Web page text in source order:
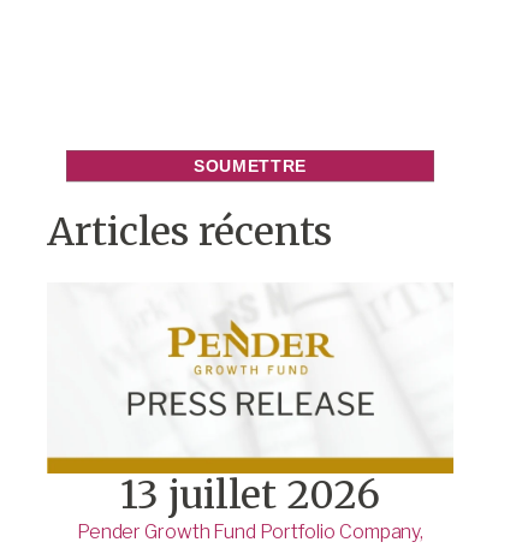
Articles récents
13 juillet 2026
Pender Growth Fund Portfolio Company,